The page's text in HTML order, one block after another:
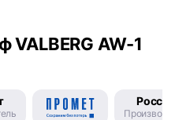
AW-1
Россия